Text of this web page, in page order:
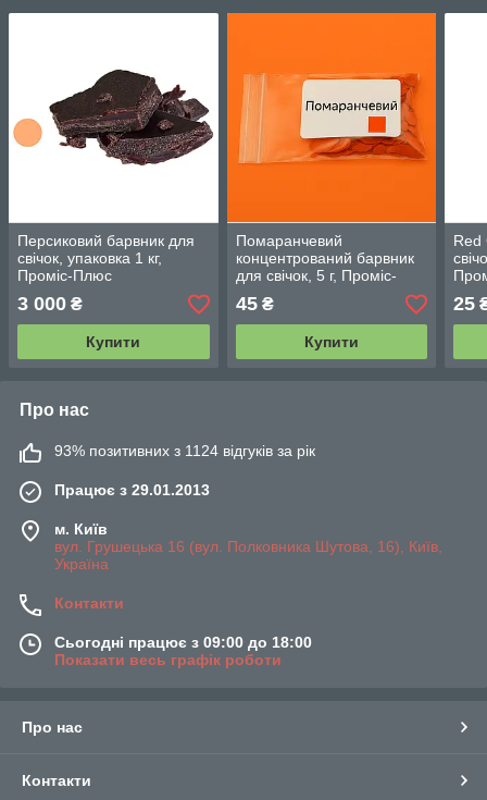
Персиковий барвник для
свічок, упаковка 1 кг,
Проміс-Плюс
3 000 ₴
Купити
Помаранчевий
концентрований барвник
для свічок, 5 г, Проміс-
Плюс
45₴
Купити
Red
25
Про нас
93% позитивних з 1124 відгуків за рік
Працює з 29.01.2013
м. Київ
вул. Грушецька 16 (вул. Полковника Шутова, 16), Київ,
Україна
Контакти
Сьогодні працює з 09:00 до 18:00
Показати весь графік роботи
Про нас
Контакти